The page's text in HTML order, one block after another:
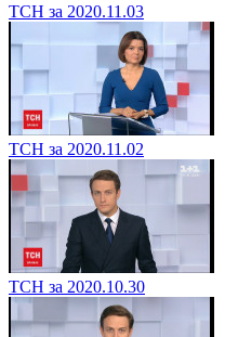
ТСН за 2020.11.03
ТСН за 2020.11.02
ТСН за 2020.10.30